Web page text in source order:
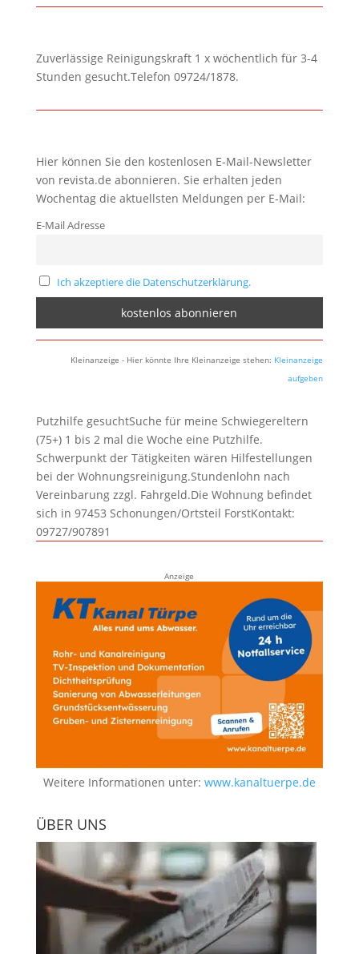
Zuverlässige Reinigungskraft 1 x wöchentlich für 3-4
Stunden gesucht.Telefon 09724/1878.
Hier können Sie den kostenlosen E-Mail-Newsletter
von revista.de abonnieren. Sie erhalten jeden
Wochentag die aktuellsten Meldungen per E-Mail:
E-Mail Adresse
Ich akzeptiere die Datenschutzerklärung.
Kleinanzeige - Hier könnte Ihre Kleinanzeige stehen: Kleinanzeige
aufgeben
Putzhilfe gesuchtSuche für meine Schwiegereltern
(75+) 1 bis 2 mal die Woche eine Putzhilfe.
Schwerpunkt der Tätigkeiten wären Hilfestellungen
bei der Wohnungsreinigung.Stundenlohn nach
Vereinbarung zzgl. Fahrgeld.Die Wohnung befindet
sich in 97453 Schonungen/Ortsteil ForstKontakt:
09727/907891
Anzeige
Weitere Informationen unter: www.kanaltuerpe.de
ÜBER UNS